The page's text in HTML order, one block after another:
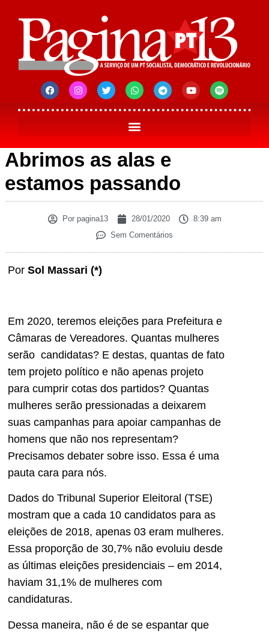
Abrimos as alas e
estamos passando
Porpagina13 28/01/2020
8:39 am
Sem Comentários
Por Sol Massari (*)
Em 2020, teremos eleições para Prefeitura e
Câmaras de Vereadores. Quantas mulheres
serão candidatas? E destas, quantas de fato
tem projeto político e não apenas projeto
para cumprir cotas dos partidos? Quantas
mulheres serão pressionadas a deixarem
suas campanhas para apoiar campanhas de
homens que não nos representam?
Precisamos debater sobre isso. Essa é uma
pauta cara para nós.
Dados do Tribunal Superior Eleitoral (TSE)
mostram que a cada 10 candidatos para as
eleições de 2018, apenas 03 eram mulheres.
Essa proporção de 30,7% não evoluiu desde
as últimas eleições presidenciais – em 2014,
haviam 31,1% de mulheres com
candidaturas.
Dessa maneira, não é de se espantar que